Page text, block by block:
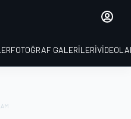
FOTOĞRAF GALERILERI